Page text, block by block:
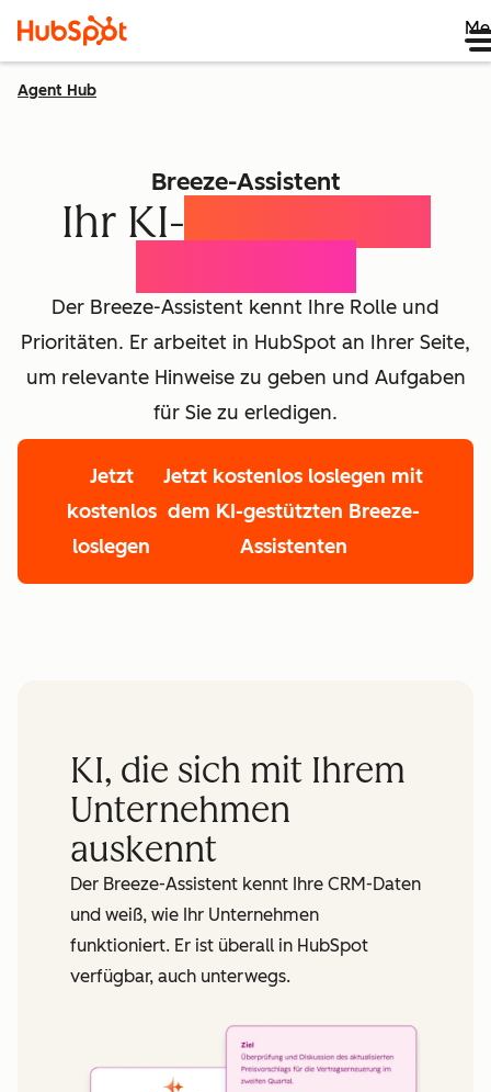
Agent Hub
Breeze-Assistent
Ihr KI-
Der Breeze-Assistent kennt Ihre Rolle und
Prioritäten. Er arbeitet in HubSpot an Ihrer Seite,
um relevante Hinweise zu geben und Aufgaben
für Sie zu erledigen.
Jetzt
kostenlos
loslegen
Jetzt kostenlos loslegen mit
dem KI-gestützten Breeze-
Assistenten
Phone Number *
Website URL*
How many employees work there?*
We're committed to your privacy. HubSpot uses the
information you provide to us to contact you about our
relevant content, products, and services. You may unsubscribe
KI, die sich mit Ihrem
Unternehmen
auskennt
Der Breeze-Assistent kennt Ihre CRM-Daten
und weiß, wie Ihr Unternehmen
funktioniert. Er ist überall in HubSpot
verfügbar, auch unterwegs.